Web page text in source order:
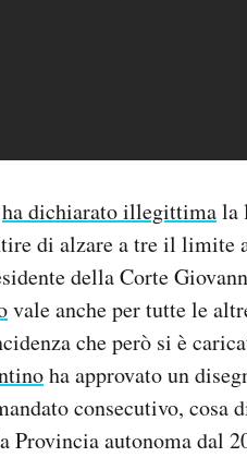
ha dichiarato illegittimala
di alzare a tre il limite
della Corte
vale anche per tutte le
che però si è
ha approvato un
consecutivo, cosa
autonoma dal